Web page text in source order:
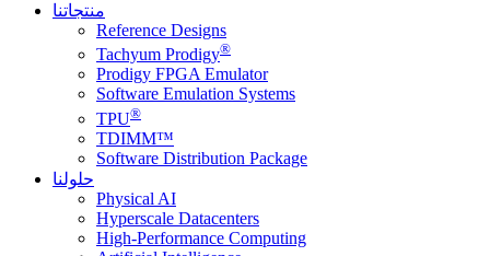
منتجاتنا
Reference Designs
Tachyum Prodigy®
Prodigy FPGA Emulator
Software Emulation Systems
TPU®
TDIMM™
Software Distribution Package
حلولنا
Physical AI
Hyperscale Datacenters
High-Performance Computing